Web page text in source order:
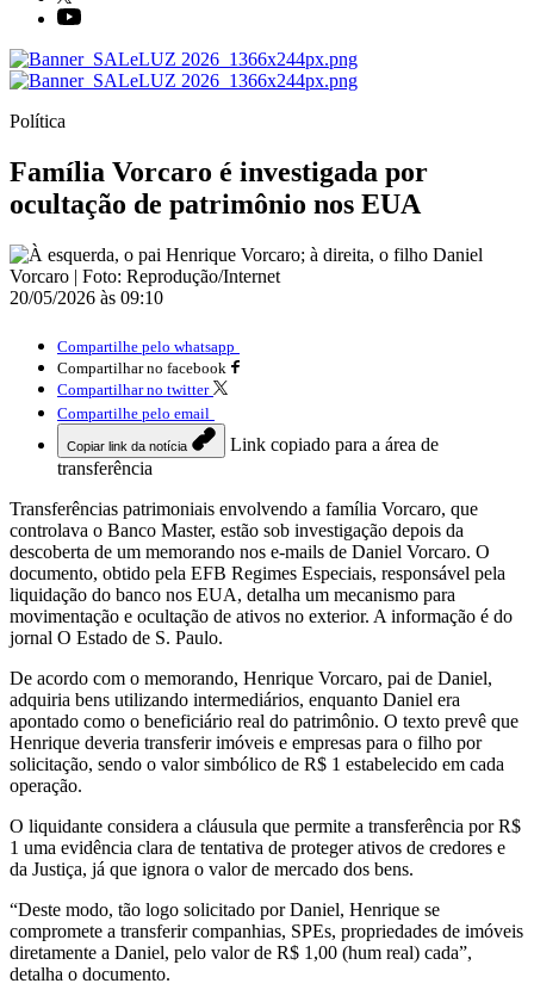
Política
Família Vorcaro é investigada por
ocultação de patrimônio nos EUA
20/05/2026 às 09:10
Compartilhe pelo whatsapp
Compartilhar no facebook
Compartilhar no twitter
Compartilhe pelo email
Copiar link da notícia
Link copiado para a área de
transferência
Transferências patrimoniais envolvendo a família Vorcaro, que
controlava o Banco Master, estão sob investigação depois da
descoberta de um memorando nos e-mails de Daniel Vorcaro. O
documento, obtido pela EFB Regimes Especiais, responsável pela
liquidação do banco nos EUA, detalha um mecanismo para
movimentação e ocultação de ativos no exterior. A informação é do
jornal O Estado de S. Paulo.
De acordo com o memorando, Henrique Vorcaro, pai de Daniel,
adquiria bens utilizando intermediários, enquanto Daniel era
apontado como o beneficiário real do patrimônio. O texto prevê que
Henrique deveria transferir imóveis e empresas para o filho por
solicitação, sendo o valor simbólico de R$ 1 estabelecido em cada
operação.
O liquidante considera a cláusula que permite a transferência por R$
1 uma evidência clara de tentativa de proteger ativos de credores e
da Justiça, já que ignora o valor de mercado dos bens.
“Deste modo, tão logo solicitado por Daniel, Henrique se
compromete a transferir companhias, SPEs, propriedades de imóveis
diretamente a Daniel, pelo valor de R$ 1,00 (hum real) cada”,
detalha o documento.